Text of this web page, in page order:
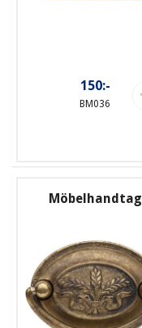
150:-
BM036
Möbelhandtag